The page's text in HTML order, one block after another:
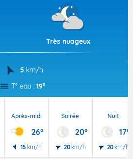
Très nuageux
5 km/h
T° eau : 19°
Après-midi
26°
15 km/h
Soirée
20°
20 km/h
Nuit
17°
20 km/h